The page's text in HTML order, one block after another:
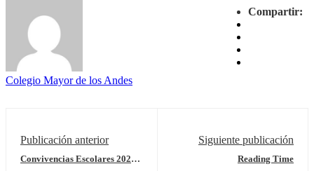
Compartir:
Colegio Mayor de los Andes
Publicación anterior
Convivencias Escolares 2024 -
Siguiente publicación
Reading Time